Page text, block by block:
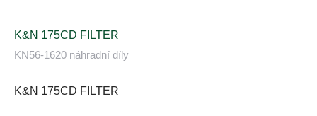
K&N 175CD FILTER
KN56-1620 náhradní díly
K&N 175CD FILTER